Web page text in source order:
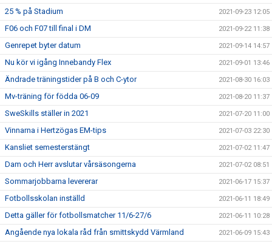
25 % på Stadium 2021-09-23 12:05
F06 och F07 till final i DM 2021-09-22 11:38
Genrepet byter datum 2021-09-14 14:57
Nu kör vi igång Innebandy Flex 2021-09-01 13:46
Ändrade träningstider på B och C-ytor 2021-08-30 16:03
Mv-träning för födda 06-09 2021-08-20 11:37
SweSkills ställer in 2021 2021-07-20 11:00
Vinnarna i Hertzögas EM-tips 2021-07-03 22:30
Kansliet semesterstängt 2021-07-02 11:47
Dam och Herr avslutar vårsäsongerna 2021-07-02 08:51
Sommarjobbarna levererar 2021-06-17 15:37
Fotbollsskolan inställd 2021-06-11 18:49
Detta gäller för fotbollsmatcher 11/6-27/6 2021-06-11 10:28
Angående nya lokala råd från smittskydd Värmland 2021-06-09 15:43